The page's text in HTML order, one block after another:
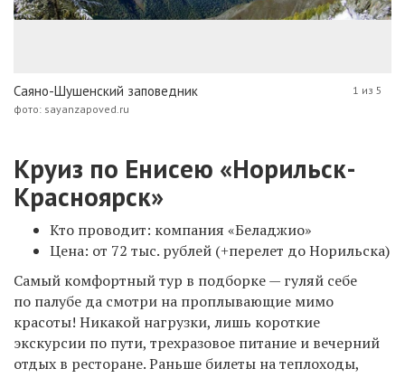
Саяно-Шушенский заповедник
фото: sayanzapoved.ru
1 из 5
Круиз по Енисею «Норильск-
Красноярск»
Кто проводит: компания «Беладжио»
Цена: от 72 тыс. рублей (+перелет до Норильска)
Самый комфортный тур в подборке — гуляй себе
по палубе да смотри на проплывающие мимо
красоты! Никакой нагрузки, лишь короткие
экскурсии по пути, трехразовое питание и вечерний
отдых в ресторане. Раньше билеты на теплоходы,